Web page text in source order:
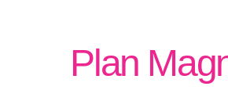
Plan